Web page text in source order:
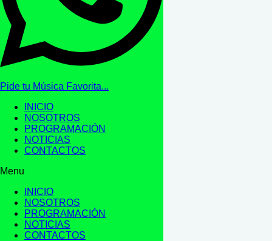
Pide tu Música Favorita...
INICIO
NOSOTROS
PROGRAMACIÓN
NOTICIAS
CONTACTOS
Menu
INICIO
NOSOTROS
PROGRAMACIÓN
NOTICIAS
CONTACTOS